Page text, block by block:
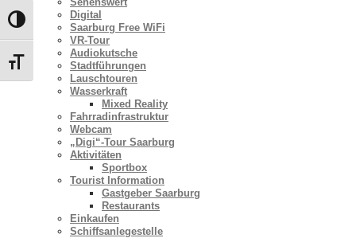
Umschalten auf hohe Kontraste
Schrift vergrößern
Digital
Saarburg Free WiFi
VR-Tour
Audiokutsche
Stadtführungen
Lauschtouren
Wasserkraft
Mixed Reality
Fahrradinfrastruktur
Webcam
„Digi“-Tour Saarburg
Aktivitäten
Sportbox
Tourist Information
Gastgeber Saarburg
Restaurants
Einkaufen
Schiffsanlegestelle